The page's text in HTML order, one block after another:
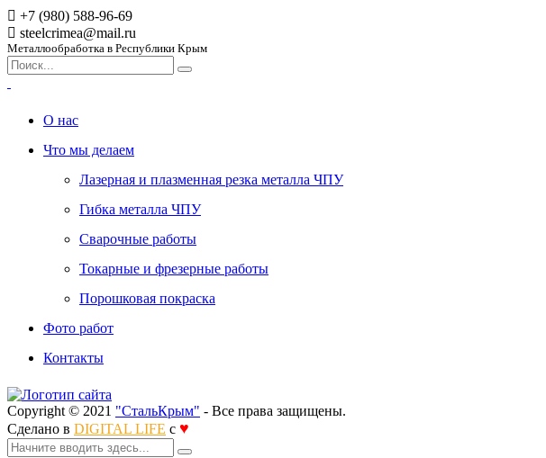
+7 (980) 588-96-69
steelcrimea@mail.ru
Металлообработка в Республики Крым
О нас
Что мы делаем
Лазерная и плазменная резка металла ЧПУ
Гибка металла ЧПУ
Сварочные работы
Токарные и фрезерные работы
Порошковая покраска
Фото работ
Контакты
Copyright © 2021 "СтальКрым" - Все права защищены.
Сделано в DIGITAL LIFE с ♥